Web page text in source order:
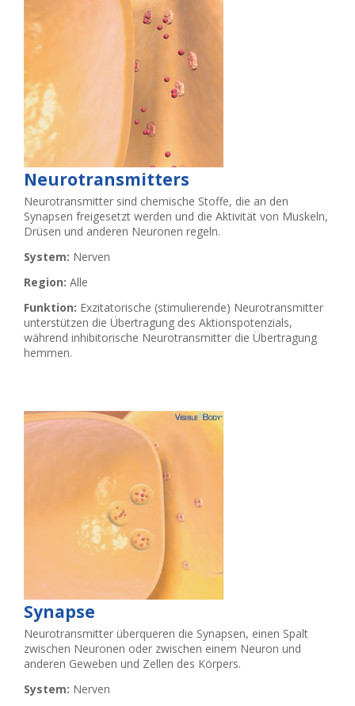
Neurotransmitters
Neurotransmitter sind chemische Stoffe, die an den
Synapsen freigesetzt werden und die Aktivität von Muskeln,
Drüsen und anderen Neuronen regeln.
System: Nerven
Region: Alle
Funktion: Exzitatorische (stimulierende) Neurotransmitter
unterstützen die Übertragung des Aktionspotenzials,
während inhibitorische Neurotransmitter die Übertragung
hemmen.
Synapse
Neurotransmitter überqueren die Synapsen, einen Spalt
zwischen Neuronen oder zwischen einem Neuron und
anderen Geweben und Zellen des Körpers.
System: Nerven